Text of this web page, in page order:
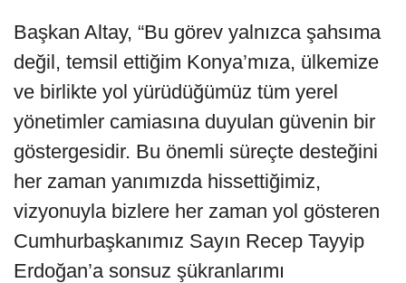
Başkan Altay, “Bu görev yalnızca şahsıma
değil, temsil ettiğim Konya’mıza, ülkemize
ve birlikte yol yürüdüğümüz tüm yerel
yönetimler camiasına duyulan güvenin bir
göstergesidir. Bu önemli süreçte desteğini
her zaman yanımızda hissettiğimiz,
vizyonuyla bizlere her zaman yol gösteren
Cumhurbaşkanımız Sayın Recep Tayyip
Erdoğan’a sonsuz şükranlarımı